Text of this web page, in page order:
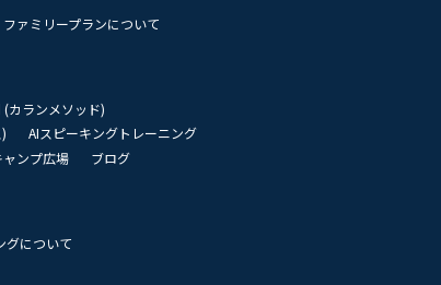
ファミリープランについて
カランメソッド)
AIスピーキングトレーニング
ャンプ広場
ブログ
グについて